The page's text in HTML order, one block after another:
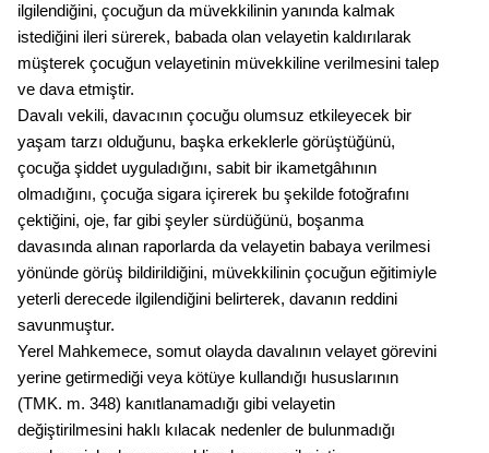
ilgilendiğini, çocuğun da müvekkilinin yanında kalmak
istediğini ileri sürerek, babada olan velayetin kaldırılarak
müşterek çocuğun velayetinin müvekkiline verilmesini talep
ve dava etmiştir.
Davalı vekili, davacının çocuğu olumsuz etkileyecek bir
yaşam tarzı olduğunu, başka erkeklerle görüştüğünü,
çocuğa şiddet uyguladığını, sabit bir ikametgâhının
olmadığını, çocuğa sigara içirerek bu şekilde fotoğrafını
çektiğini, oje, far gibi şeyler sürdüğünü, boşanma
davasında alınan raporlarda da velayetin babaya verilmesi
yönünde görüş bildirildiğini, müvekkilinin çocuğun eğitimiyle
yeterli derecede ilgilendiğini belirterek, davanın reddini
savunmuştur.
Yerel Mahkemece, somut olayda davalının velayet görevini
yerine getirmediği veya kötüye kullandığı hususlarının
(TMK. m. 348) kanıtlanamadığı gibi velayetin
değiştirilmesini haklı kılacak nedenler de bulunmadığı